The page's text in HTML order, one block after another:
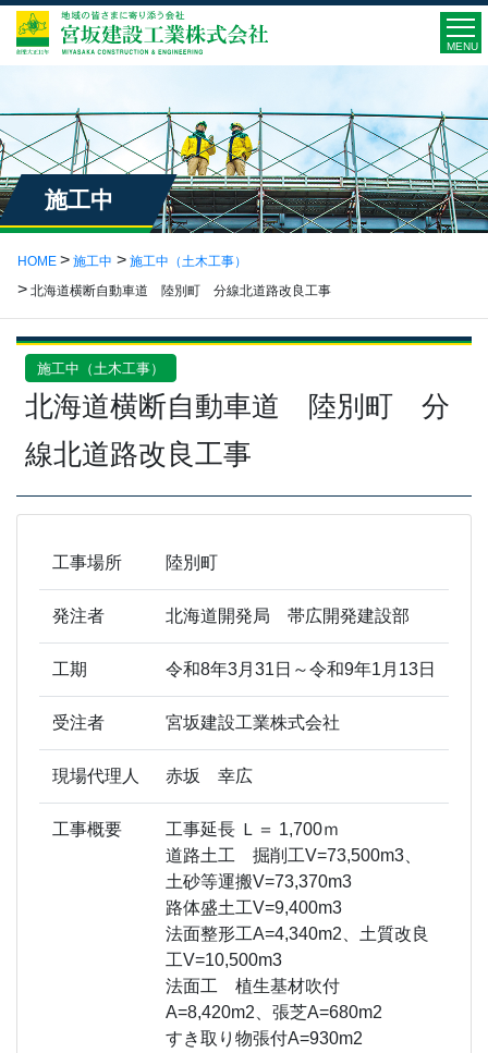
MENU
施工中
HOME 施工中
施工中（土木工事）
北海道横断自動車道 陸別町 分線北道路改良工事
施工中（土木工事）
北海道横断自動車道 陸別町 分
線北道路改良工事
工事場所 陸別町
発注者 北海道開発局 帯広開発建設部
工期 令和8年3月31日～令和9年1月13日
受注者 宮坂建設工業株式会社
現場代理人 赤坂 幸広
工事概要
工事延長 Ｌ＝ 1,700ｍ
道路土工 掘削工V=73,500m3、
土砂等運搬V=73,370m3
路体盛土工V=9,400m3
法面整形工A=4,340m2、土質改良
工V=10,500m3
法面工 植生基材吹付
A=8,420m2、張芝A=680m2
すき取り物張付A=930m2